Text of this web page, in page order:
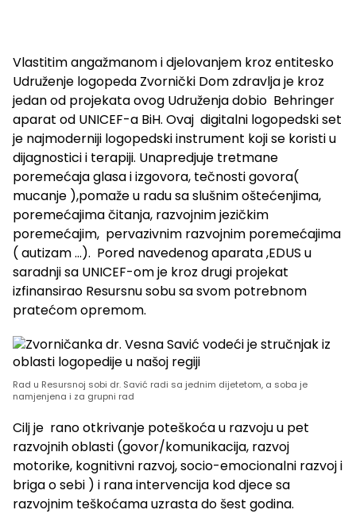
Vlastitim angažmanom i djelovanjem kroz entitesko
Udruženje logopeda Zvornički Dom zdravlja je kroz
jedan od projekata ovog Udruženja dobio Behringer
aparat od UNICEF-a BiH. Ovaj digitalni logopedski set
je najmoderniji logopedski instrument koji se koristi u
dijagnostici i terapiji. Unapredjuje tretmane
poremećaja glasa i izgovora, tečnosti govora(
mucanje ),pomaže u radu sa slušnim oštećenjima,
poremećajima čitanja, razvojnim jezičkim
poremećajim, pervazivnim razvojnim poremećajima
( autizam …). Pored navedenog aparata ,EDUS u
saradnji sa UNICEF-om je kroz drugi projekat
izfinansirao Resursnu sobu sa svom potrebnom
pratećom opremom.
Rad u Resursnoj sobi dr. Savić radi sa jednim dijetetom, a soba je
namjenjena i za grupni rad
Cilj je rano otkrivanje poteškoća u razvoju u pet
razvojnih oblasti (govor/komunikacija, razvoj
motorike, kognitivni razvoj, socio-emocionalni razvoj i
briga o sebi ) i rana intervencija kod djece sa
razvojnim teškoćama uzrasta do šest godina.